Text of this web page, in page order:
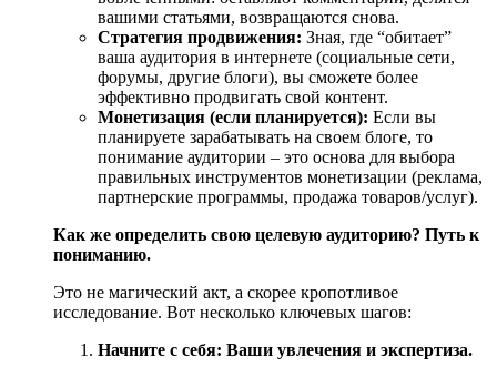
вашими статьями, возвращаются снова.
Стратегия продвижения: Зная, где “обитает”
ваша аудитория в интернете (социальные сети,
форумы, другие блоги), вы сможете более
эффективно продвигать свой контент.
Монетизация (если планируется): Если вы
планируете зарабатывать на своем блоге, то
понимание аудитории – это основа для выбора
правильных инструментов монетизации (реклама,
партнерские программы, продажа товаров/услуг).
Как же определить свою целевую аудиторию? Путь к
пониманию.
Это не магический акт, а скорее кропотливое
исследование. Вот несколько ключевых шагов:
Начните с себя: Ваши увлечения и экспертиза.